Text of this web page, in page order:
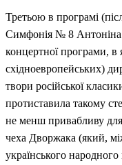
Третьою в програмі
Симфонія № 8 Антоніна
концертної програми, в
східноевропейських)
твори російської
протиставила такому
не менш привабливу
чеха Дворжака (який,
українського